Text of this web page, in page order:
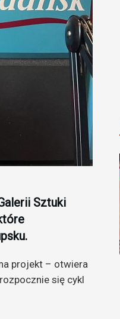
Sztuki
projekt – otwiera
się cykl